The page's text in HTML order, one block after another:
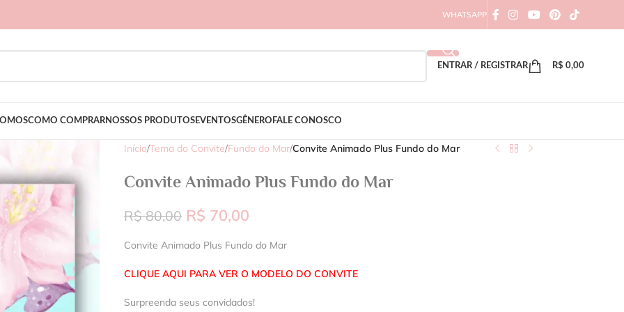
WHATSAPP
ENTRAR / REGISTRAR R$ 0,00
COMO COMPRARNOSSOS PRODUTOSEVENTOSGÊNERO FALE CONOSCO
Início/Tema do Convite/Fundo do Mar/Convite Animado Plus Fundo do Mar
Convite Animado Plus Fundo do Mar
R$80,00 R$ 70,00
Convite Animado Plus Fundo do Mar
CLIQUE AQUI PARA VER O MODELO DO CONVITE
Surpreenda seus convidados!